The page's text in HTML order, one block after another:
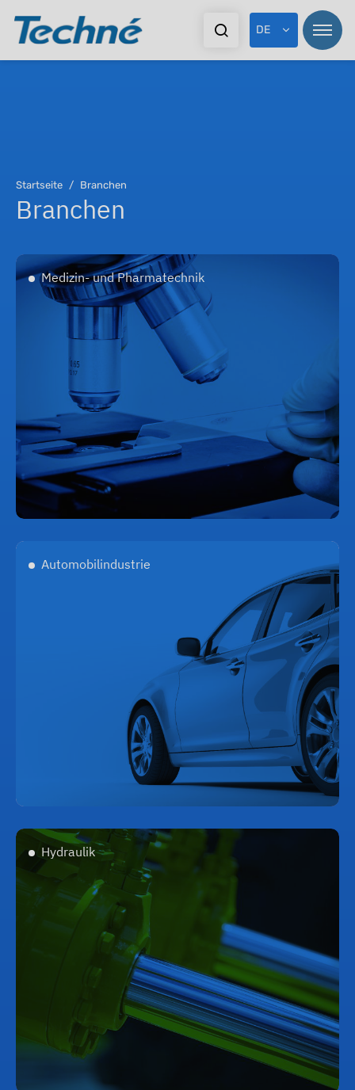
DE
Startseite Branchen
Branchen
Medizin- und Pharmatechnik
Automobilindustrie
Hydraulik